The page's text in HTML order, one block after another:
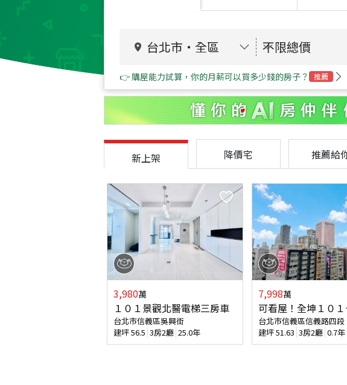
台北市 ・ 全區 不限總價
👉 購屋能力試算，你的月薪可以買多少錢的房子？ 推薦
新上架 降價宅 推薦給
3,980萬
１０１景觀北醫電梯三房車
台北市信義區吳興街
建坪56.5 3房2廳 25.0年
7,998萬
可看屋！全坤１０
台北市信義區信義路四段
建坪51.63 3房2廳 0.7年